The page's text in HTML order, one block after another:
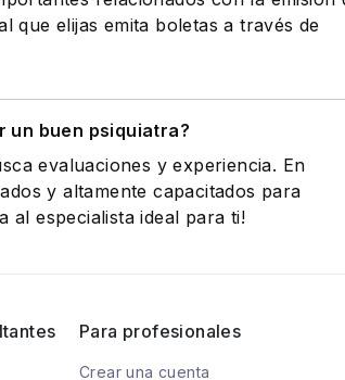
que elijas emita boletas a través de
un buen psiquiatra?
evaluaciones y experiencia. En
y altamente capacitados para
al especialista ideal para ti!
Para profesionales
Crear una cuenta